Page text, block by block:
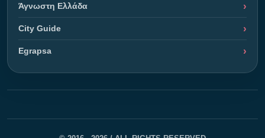
Άγνωστη Ελλάδα
City Guide
Egrapsa